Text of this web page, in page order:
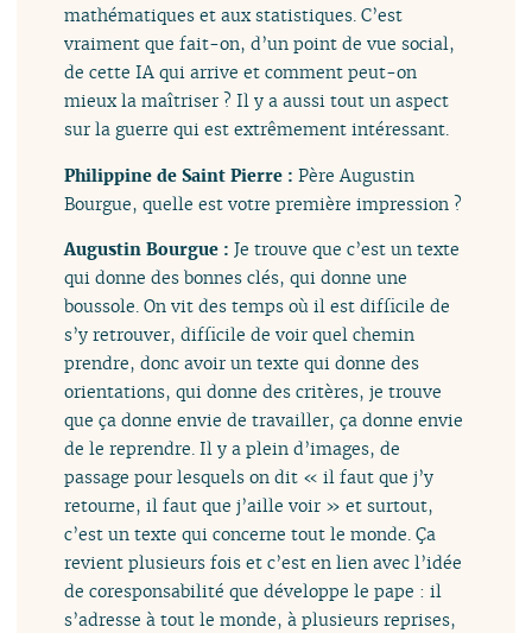
mathématiques et aux statistiques. C’est
vraiment que fait-on, d’un point de vue social,
de cette IA qui arrive et comment peut-on
mieux la maîtriser ? Il y a aussi tout un aspect
sur la guerre qui est extrêmement intéressant.
Philippine de Saint Pierre :Père Augustin
Bourgue, quelle est votre première impression ?
Augustin Bourgue :Je trouve que c’est un texte
qui donne des bonnes clés, qui donne une
boussole. On vit des temps où il est difficile de
s’y retrouver, difficile de voir quel chemin
prendre, donc avoir un texte qui donne des
orientations, qui donne des critères, je trouve
que ça donne envie de travailler, ça donne envie
de le reprendre. Il y a plein d’images, de
passage pour lesquels on dit « il faut que j’y
retourne, il faut que j’aille voir » et surtout,
c’est un texte qui concerne tout le monde. Ça
revient plusieurs fois et c’est en lien avec l’idée
de coresponsabilité que développe le pape : il
s’adresse à tout le monde, à plusieurs reprises,